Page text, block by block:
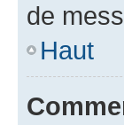
de
Haut